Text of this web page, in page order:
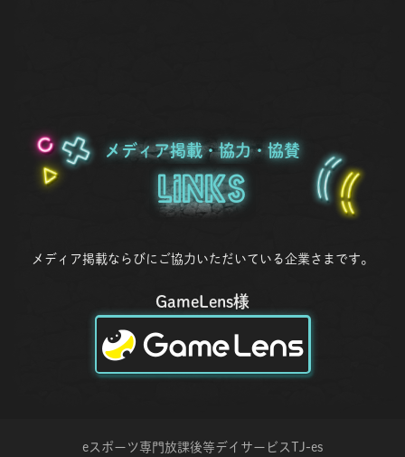
メディア掲載・協力・協賛
Links
メディア掲載ならびにご協力いただいている企業さまです。
GameLens様
eスポーツ専門放課後等デイサービス TJ-es